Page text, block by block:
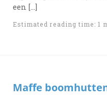
een […]
Estimated reading time: 1
Maffe